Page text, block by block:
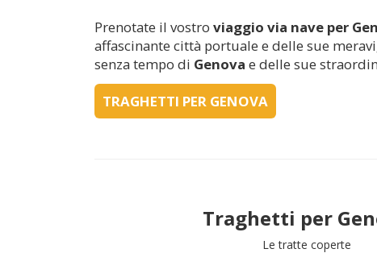
Prenotate il vostro viaggio via nave per
affascinante città portuale e delle sue
senza tempo di Genova e delle sue
TRAGHETTI PER GENOVA
Traghetti per
Le tratte coperte